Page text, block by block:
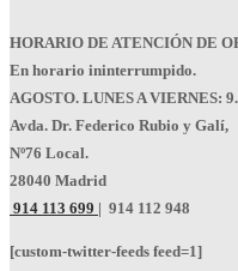
HORARIO DE ATENCIÓN DE
En horario ininterrumpido.
AGOSTO. LUNES A VIERNES:
Avda. Dr. Federico Rubio y Galí,
Nº76 Local.
28040 Madrid
914 113 699 | 914 112 948
[custom-twitter-feeds feed=1]